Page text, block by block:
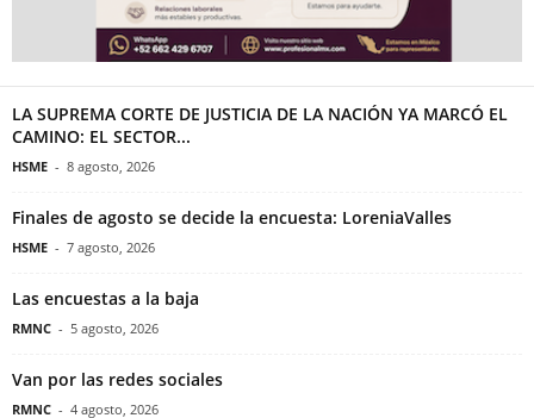
LA SUPREMA CORTE DE JUSTICIA DE LA NACIÓN YA MARCÓ EL
CAMINO: EL SECTOR...
HSME - 8 agosto, 2026
Finales de agosto se decide la encuesta: LoreniaValles
HSME - 7 agosto, 2026
Las encuestas a la baja
RMNC - 5 agosto, 2026
Van por las redes sociales
RMNC - 4 agosto, 2026